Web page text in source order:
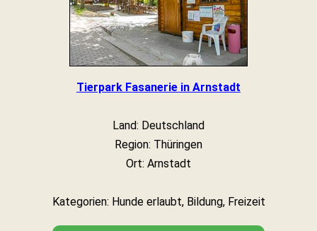
Tierpark Fasanerie in Arnstadt
Land: Deutschland
Region: Thüringen
Ort: Arnstadt
Kategorien: Hunde erlaubt, Bildung, Freizeit